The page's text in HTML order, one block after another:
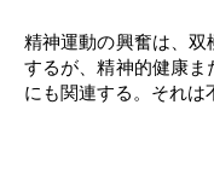
精神運動の興奮は、
するが、精神的健康
にも関連する。それは